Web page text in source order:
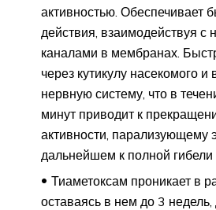
активностью. Обеспечивает
действия, взаимодействуя с
каналами в мембранах.
через кутикулу насекомого и
нервную систему, что в
минут приводит к
активности, парализующему
дальнейшем к полной гибели
Тиаметоксам проникает в
оставаясь в нем до 3 недель,